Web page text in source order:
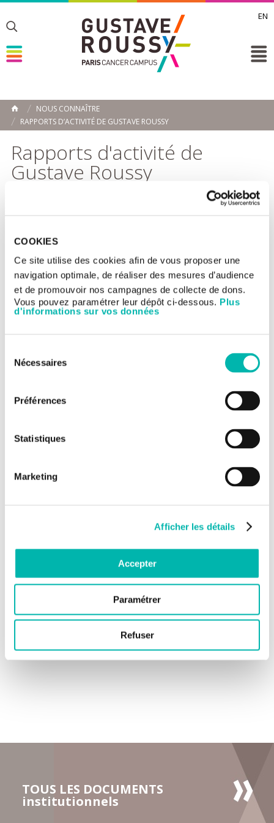
COOKIES
Ce site utilise des cookies afin de vous proposer une
navigation optimale, de réaliser des mesures d’audience
et de promouvoir nos campagnes de collecte de dons.
Vous pouvez paramétrer leur dépôt ci-dessous. Plus
d'informations sur vos données
Nécessaires
Préférences
Statistiques
Marketing
Afficher les détails
Accepter
Paramétrer
Refuser
EN
Toggle
Toggle
Toggle
ACCUEIL
NOUS CONNAÎTRE
RAPPORTS D’ACTIVITÉ DE GUSTAVE ROUSSY
Rapports d'activité de
Gustave Roussy
L'essentiel 2024
TOUS LES DOCUMENTS
institutionnels